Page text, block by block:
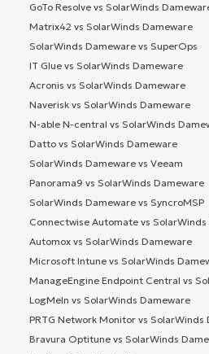
GoTo Resolve vs SolarWinds
Matrix42 vs SolarWinds Dameware
SolarWinds Dameware vs SuperOps
IT Glue vs SolarWinds Dameware
Acronis vs SolarWinds Dameware
Naverisk vs SolarWinds Dameware
N-able N-central vs SolarWinds
Datto vs SolarWinds Dameware
SolarWinds Dameware vs Veeam
Panorama9 vs SolarWinds Dameware
SolarWinds Dameware vs SyncroMSP
Connectwise Automate vs
Automox vs SolarWinds Dameware
Microsoft Intune vs SolarWinds
ManageEngine Endpoint Central vs
LogMeIn vs SolarWinds Dameware
PRTG Network Monitor vs SolarWinds
Bravura Optitune vs SolarWinds